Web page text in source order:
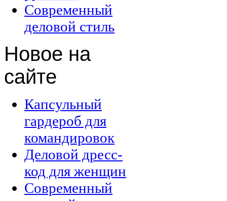
Современный
деловой стиль
Новое на
сайте
Капсульный
гардероб для
командировок
Деловой дресс-
код для женщин
Современный